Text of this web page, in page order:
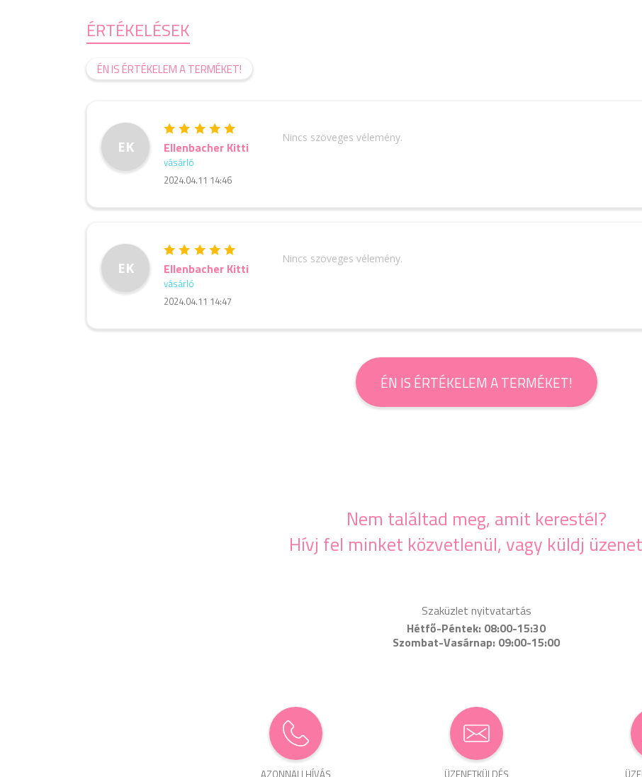
ÉRTÉKELÉSEK
ÉN IS ÉRTÉKELEM A TERMÉKET!
EK Ellenbacher Kitti
vásárló
2024.04.11 14:46
Nincs szöveges vélemény.
EK Ellenbacher Kitti
vásárló
2024.04.11 14:47
Nincs szöveges vélemény.
ÉN IS ÉRTÉKELEM A TERMÉKET!
Nem találtad meg, amit kerestél?
Hívj fel minket közvetlenül, vagy küldj
Szaküzlet nyitvatartás
Hétfő-Péntek: 08:00-15:30
Szombat-Vasárnap: 09:00-15:00
AZONNALI HÍVÁS ÜZENET­KÜLDÉS